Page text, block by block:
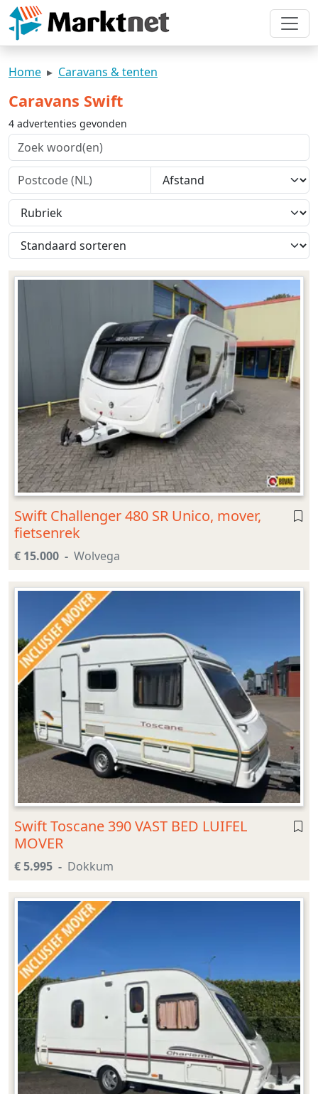
Home Caravans & tenten
Caravans Swift
4 advertenties gevonden
Swift Challenger 480 SR Unico, mover,
fietsenrek
€ 15.000 Wolvega
Swift Toscane 390 VAST BED LUIFEL
MOVER
€ 5.995 Dokkum